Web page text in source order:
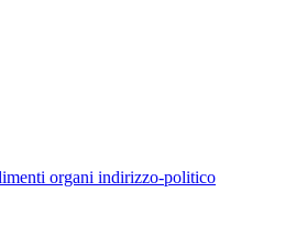
organi indirizzo-politico